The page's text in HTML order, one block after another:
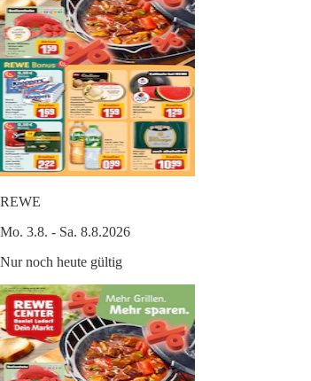
REWE
Mo. 3.8. - Sa. 8.8.2026
Nur noch heute gültig